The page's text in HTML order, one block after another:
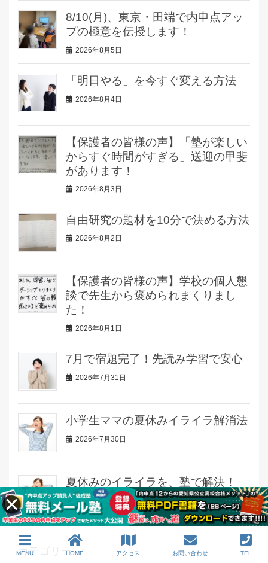
8/10(月)、東京・田端で内申点アッ
プの極意を伝授します！
2026年8月5日
「明日やる」を今すぐ変える方法
2026年8月4日
【保護者の皆様の声】「塾が楽しい
からすぐ時間がすぎる」送迎の甲斐
があります！
2026年8月3日
自由研究の題材を10分で決める方法
2026年8月2日
【保護者の皆様の声】学校の個人懇
談で先生から褒められまくりまし
た！
2026年8月1日
7月で宿題完了！先読み学習で安心
2026年7月31日
小学生ママの夏休みイライラ解消法
2026年7月30日
夏休みのイライラを、塾で解決！
2026年7月29日
カテゴリー
MENU HOME アクセス お問い合わせ TEL